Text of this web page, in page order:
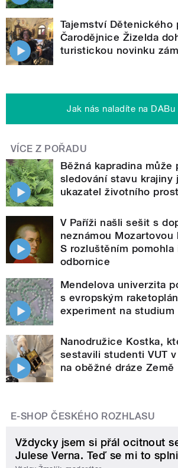
Tajemství Dětenického
Čarodějnice Žizelda
turistickou novinku
Jak nás naladíte na DABu
VÍCE Z POŘADU
Běžná kapradina může
sledování stavu krajiny
ukazatel životního
V Paříži našli sešit s
neznámou Mozartovou
S rozluštěním pomohla
odbornice
Mendelova univerzita
s evropským
experiment na studium
Nanodružice Kostka,
sestavili studenti VUT
na oběžné dráze Země
E-SHOP ČESKÉHO ROZHLASU
Vždycky jsem si přál ocitnout
Julese Verna. Teď se mi to